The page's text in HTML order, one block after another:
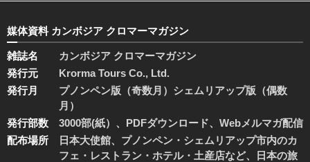
媒体資料 カンボジア クロマーマガジン
雑誌名
カンボジア クロマーマガジン
発行元
Krorma Tours Co., Ltd.
発行月
プノンペン版（奇数月）シェムリアップ版（偶数
月）
発行部数
3000部(紙）、PDFダウンロード、Webメルマガ配信
配布場所
日本大使館、プノンペン・シェムリアップ市内のカ
フェ・レストラン・ホテル・土産店など、日本の旅